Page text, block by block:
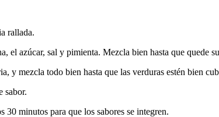
rallada.
el azúcar, sal y pimienta. Mezcla bien hasta que quede
y mezcla todo bien hasta que las verduras estén bien
sabor.
30 minutos para que los sabores se integren.